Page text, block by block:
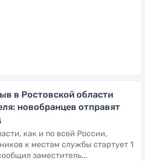
в Ростовской области
новобранцев отправят
как и по всей России,
к местам службы стартует 1
заместитель...